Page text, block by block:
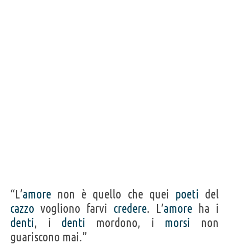
“L’amore non è quello che quei poeti del
cazzo vogliono farvi credere. L’amore ha i
denti, i denti mordono, i morsi non
guariscono mai.”